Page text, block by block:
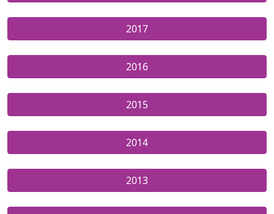
2017
2016
2015
2014
2013